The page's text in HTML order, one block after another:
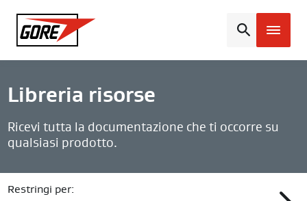
Gore
Libreria risorse
Ricevi tutta la documentazione che ti occorre su
qualsiasi prodotto.
Restringi per: